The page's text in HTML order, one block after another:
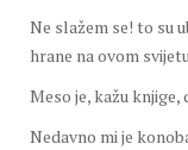
Ne slažem se! to su
hrane na ovom
Meso je, kažu
Nedavno mi je